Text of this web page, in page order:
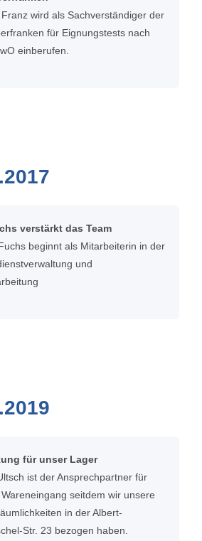
wird als Sachverständiger der
für Eignungstests nach
einberufen.
verstärkt das Team
beginnt als Mitarbeiterin in der
und
für unser Lager
ist der Ansprechpartner für
seitdem wir unsere
in der Albert-
Str. 23 bezogen haben.